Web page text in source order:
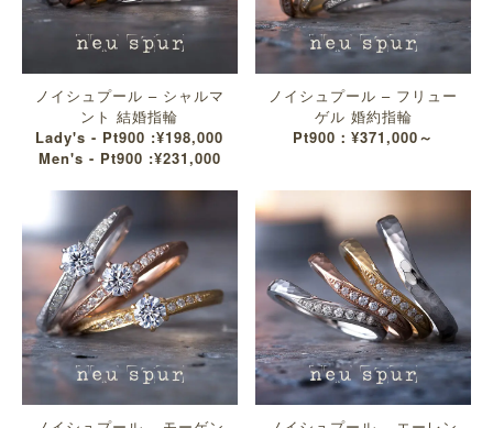
ノイシュプール – シャルマ
ント 結婚指輪
Lady's - Pt900 :¥198,000
Men's - Pt900 :¥231,000
ノイシュプール – フリュー
ゲル 婚約指輪
Pt900：¥371,000～